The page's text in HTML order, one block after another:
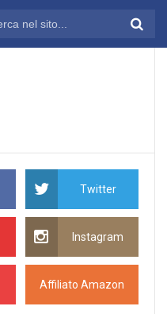
Twitter
Instagram
Affiliato Amazon